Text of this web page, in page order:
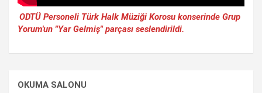
ODTÜ Personeli Türk Halk Müziği Korosu konserinde Grup
Yorum'un "Yar Gelmiş" parçası seslendirildi.
OKUMA SALONU